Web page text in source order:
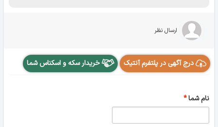
ارسال نظر
درج آگهی در پلتفرم آنتیک خریدار سکه و اسکناس شما
نام شما